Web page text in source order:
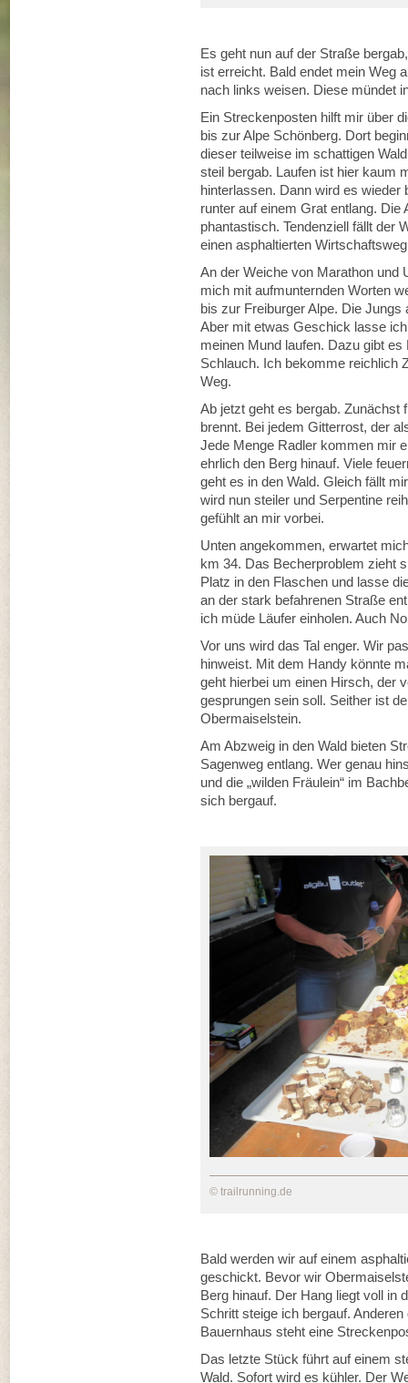
Es geht nun auf der Straße
ist erreicht. Bald endet mein Weg
nach links weisen. Diese mündet
Ein Streckenposten hilft mir über
bis zur Alpe Schönberg. Dort
dieser teilweise im schattigen
steil bergab. Laufen ist hier kaum
hinterlassen. Dann wird es
runter auf einem Grat entlang.
phantastisch. Tendenziell fällt der
einen asphaltierten
An der Weiche von Marathon und
mich mit aufmunternden Worten
bis zur Freiburger Alpe. Die
Aber mit etwas Geschick lasse
meinen Mund laufen. Dazu gibt
Schlauch. Ich bekomme reichlich
Weg.
Ab jetzt geht es bergab. Zunächst
brennt. Bei jedem Gitterrost, der
Jede Menge Radler kommen mir
ehrlich den Berg hinauf. Viele
geht es in den Wald. Gleich fällt
wird nun steiler und Serpentine
gefühlt an mir vorbei.
Unten angekommen, erwartet
km 34. Das Becherproblem zieht
Platz in den Flaschen und lasse
an der stark befahrenen Straße
ich müde Läufer einholen. Auch
Vor uns wird das Tal enger. Wir
hinweist. Mit dem Handy könnte
geht hierbei um einen Hirsch, der
gesprungen sein soll. Seither ist
Obermaiselstein.
Am Abzweig in den Wald bieten
Sagenweg entlang. Wer genau
und die „wilden Fräulein“ im
sich bergauf.
© trailrunning.de
Bald werden wir auf einem
geschickt. Bevor wir
Berg hinauf. Der Hang liegt voll in
Schritt steige ich bergauf.
Bauernhaus steht eine
Das letzte Stück führt auf einem
Wald. Sofort wird es kühler. Der